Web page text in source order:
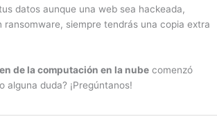
datos aunque una web sea hackeada,
ransomware, siempre tendrás una copia extra
de la computación en la nube comenzó
alguna duda? ¡Pregúntanos!